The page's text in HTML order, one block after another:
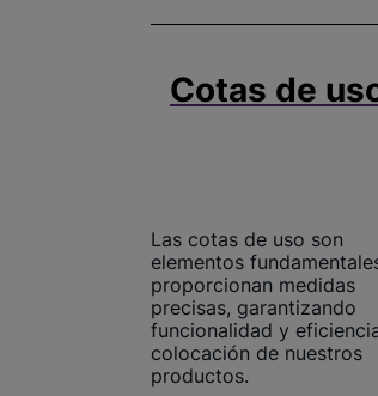
Cotas de
Las cotas de uso son
elementos
proporcionan medidas
precisas, garantizando
funcionalidad y
colocación de nuestros
productos.